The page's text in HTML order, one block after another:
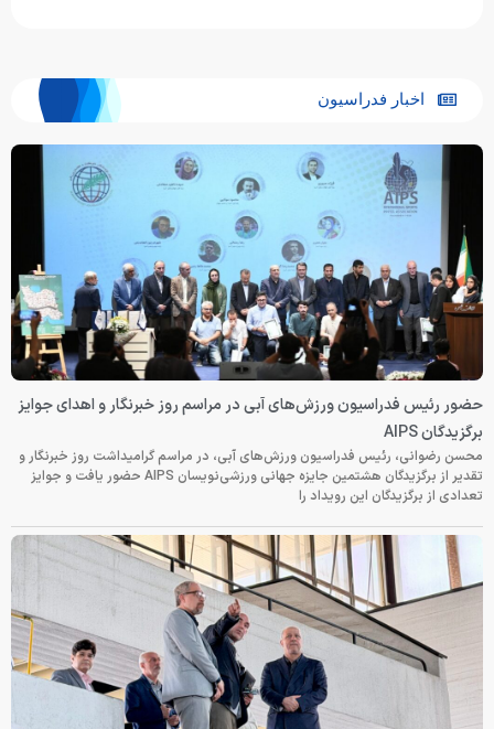
اخبار فدراسیون
حضور رئیس فدراسیون ورزش‌های آبی در مراسم روز خبرنگار و اهدای جوایز
برگزیدگان AIPS
محسن رضوانی، رئیس فدراسیون ورزش‌های آبی، در مراسم گرامیداشت روز خبرنگار و
تقدیر از برگزیدگان هشتمین جایزه جهانی ورزشی‌نویسان AIPS حضور یافت و جوایز
تعدادی از برگزیدگان این رویداد را